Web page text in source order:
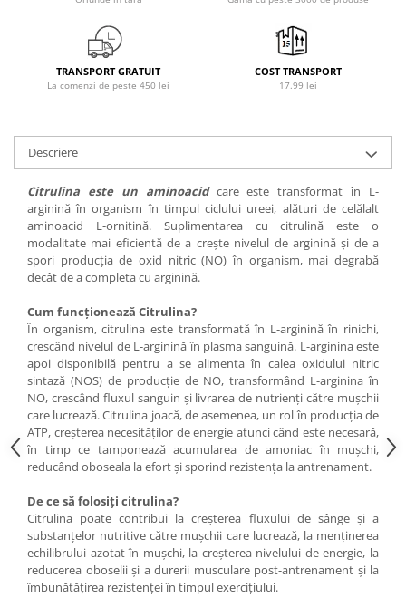
PerfectShaker
Power System
Pro Tan
Puritan`s Pride
REDCON1
Revoflex
Rich Piana 5% Nutrition
RIPT
Scivation
Skill Nutrition
Smart Shake
Swanson
Under Armour
Universal
Vitargo
Zenana
TRANSPORT GRATUIT
La comenzi de peste 450 lei
COST TRANSPORT
17.99 lei
Descriere
Citrulina este un aminoacid care este transformat în L-
arginină în organism în timpul ciclului ureei, alături de celălalt
aminoacid L-ornitină. Suplimentarea cu citrulină este o
modalitate mai eficientă de a crește nivelul de arginină și de a
spori producția de oxid nitric (NO) în organism, mai degrabă
decât de a completa cu arginină.
Cum funcționează Citrulina?
În organism, citrulina este transformată în L-arginină în rinichi,
crescând nivelul de L-arginină în plasma sanguină. L-arginina este
apoi disponibilă pentru a se alimenta în calea oxidului nitric
sintază (NOS) de producție de NO, transformând L-arginina în
NO, crescând fluxul sanguin și livrarea de nutrienți către mușchii
care lucrează. Citrulina joacă, de asemenea, un rol în producția de
ATP, creșterea necesităților de energie atunci când este necesară,
în timp ce tamponează acumularea de amoniac în mușchi,
reducând oboseala la efort și sporind rezistența la antrenament.
De ce să folosiți citrulina?
Citrulina poate contribui la creșterea fluxului de sânge și a
substanțelor nutritive către mușchii care lucrează, la menținerea
echilibrului azotat în mușchi, la creșterea nivelului de energie, la
reducerea oboselii și a durerii musculare post-antrenament și la
îmbunătățirea rezistenței în timpul exercițiului.